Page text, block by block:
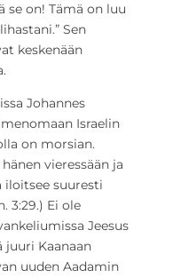
se on! Tämä on luu
Sen
keskenään
Johannes
Israelin
on morsian.
vieressään ja
iloitsee suuresti
3:29.) Ei ole
Jeesus
juuri Kaanaan
uuden Aadamin